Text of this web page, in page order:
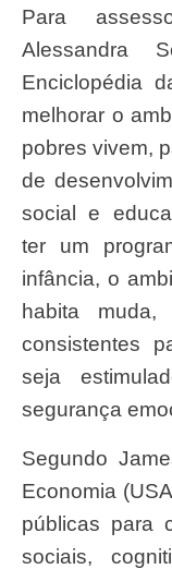
Para assessora técnica do CONASS,
Alessandra
Enciclopédia
melhorar o
pobres vivem,
de
social e
ter um
infância, o
habita
consistentes
seja
segurança
Segundo James Heckman, Prêmio Nobel de
Economia
públicas para
sociais,